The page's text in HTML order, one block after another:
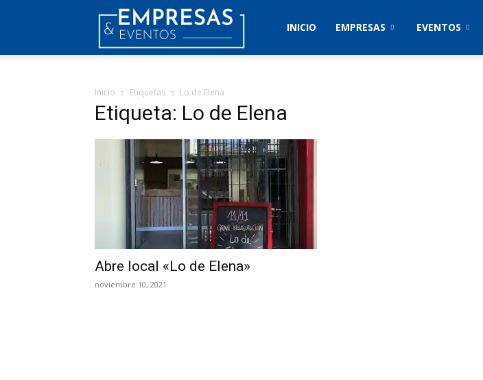
Empresas
Eventos
INICIO EMPRESAS EVENTOS
Inicio Etiquetas Lo de Elena
Etiqueta: Lo de Elena
Abre local «Lo de Elena»
noviembre 10, 2021